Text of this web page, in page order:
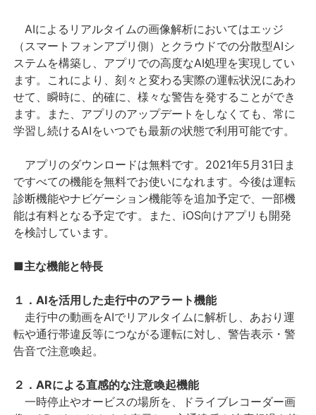
AIによるリアルタイムの画像解析においてはエッジ
（スマートフォンアプリ側）とクラウドでの分散型AIシ
ステムを構築し、アプリでの高度なAI処理を実現してい
ます。これにより、刻々と変わる実際の運転状況にあわ
せて、瞬時に、的確に、様々な警告を発することができ
ます。また、アプリのアップデートをしなくても、常に
学習し続けるAIをいつでも最新の状態で利用可能です。
アプリのダウンロードは無料です。2021年5月31日ま
ですべての機能を無料でお使いになれます。今後は運転
診断機能やナビゲーション機能等を追加予定で、一部機
能は有料となる予定です。また、iOS向けアプリも開発
を検討しています。
■主な機能と特長
１．AIを活用した走行中のアラート機能
走行中の動画をAIでリアルタイムに解析し、あおり運
転や通行帯違反等につながる運転に対し、警告表示・警
告音で注意喚起。
２．ARによる直感的な注意喚起機能
一時停止やオービスの場所を、ドライブレコーダー画